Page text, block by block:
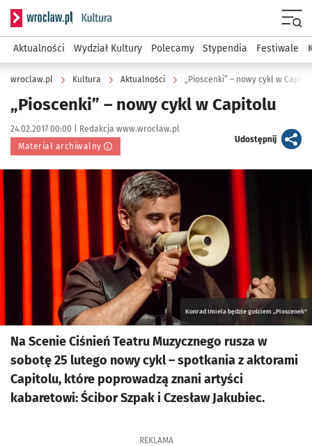
Serwis informacyjny wroclaw.pl podserwis: Kultura
Aktualności Wydział Kultury Polecamy Stypendia Festiwale
wroclaw.pl Kultura Aktualności „Pioscenki” – nowy cykl w
„Pioscenki” – nowy cykl w Capitolu
Data publikacji:
24.02.2017 00:00 | Autor:
Redakcja www.wroclaw.pl
Materiał archiwalny
Udostępnijartykuł
Kliknij, aby powiększyć
Konrad Imiela będzie gościem „Pioscenek"
Na Scenie Ciśnień Teatru Muzycznego rusza w
sobotę 25 lutego nowy cykl – spotkania z aktorami
Capitolu, które poprowadzą znani artyści
kabaretowi: Ścibor Szpak i Czesław Jakubiec.
REKLAMA